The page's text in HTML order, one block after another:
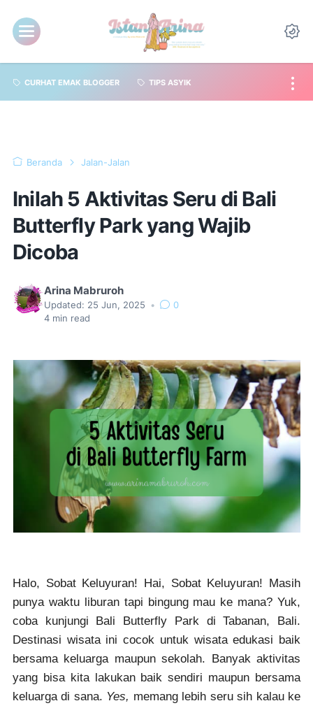
CURHAT EMAK BLOGGER TIPS ASYIK
Beranda Jalan-Jalan
Inilah 5 Aktivitas Seru di Bali
Butterfly Park yang Wajib
Dicoba
Arina Mabruroh
Updated: 25 Jun, 2025 •
0
4 min read
Halo, Sobat Keluyuran! Hai, Sobat Keluyuran! Masih
punya waktu liburan tapi bingung mau ke mana? Yuk,
coba kunjungi Bali Butterfly Park di Tabanan, Bali.
Destinasi wisata ini cocok untuk wisata edukasi baik
bersama keluarga maupun sekolah. Banyak aktivitas
yang bisa kita lakukan baik sendiri maupun bersama
keluarga di sana. Yes, memang lebih seru sih kalau ke